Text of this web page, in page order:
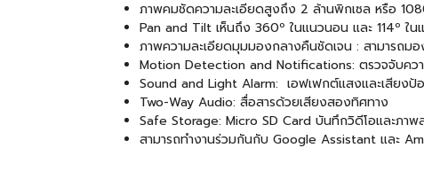
ภาพคมชัดความละเอียดสูงถึง 2 ล้านพิกเซล หรือ
Pan and Tilt เห็นถึง 360º ในแนวนอน และ 114º ใน
ภาพความละเอียดมุมมองกลางคืนชัดเจน : สามารถ
Motion Detection and Notifications: ตรวจจับควา
Sound and Light Alarm: เอฟเฟกต์แสงและเสียงป้
Two-Way Audio: สื่อสารด้วยเสียงสองทิศทาง
Safe Storage: Micro SD Card บันทึกวิดีโอและภา
สามารถทำงานร่วมกันกับ Google Assistant และ